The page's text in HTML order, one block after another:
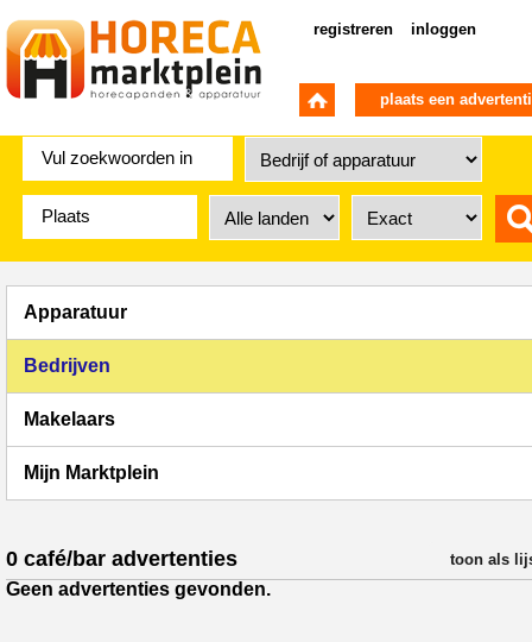
registreren inloggen
plaats een
Apparatuur
Bedrijven
Makelaars
Mijn Marktplein
0 café/bar advertenties verfijn
toon als
Geen advertenties gevonden.